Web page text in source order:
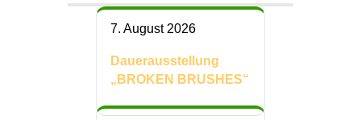
7. August 2026
Dauerausstellung
„BROKEN BRUSHES“